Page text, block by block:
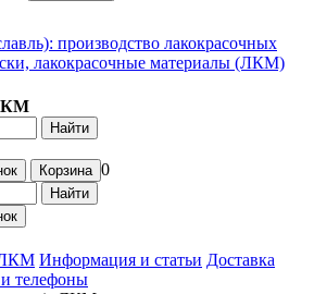
Найти
Корзина 0
Найти
ЛКМ Информация и статьи Доставка
телефоны